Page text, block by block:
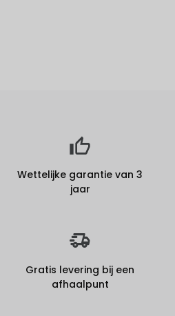
Wettelijke garantie van 3
jaar
Gratis levering bij een
afhaalpunt